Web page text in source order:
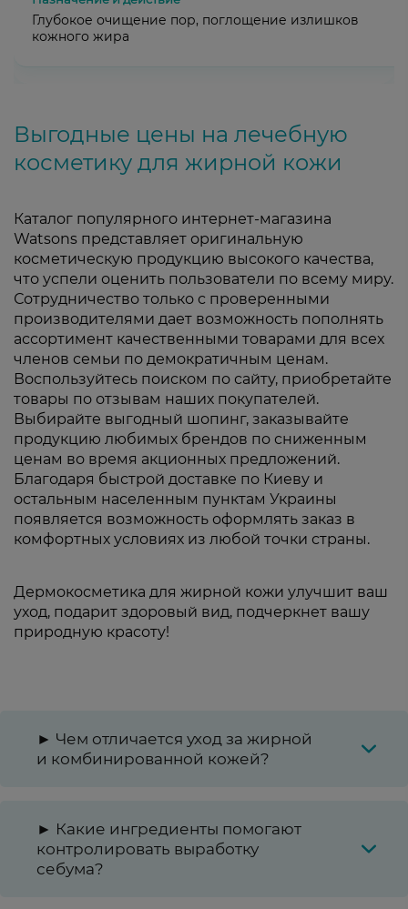
Глубокое очищение пор, поглощение излишков
кожного жира
Выгодные цены на лечебную
косметику для жирной кожи
Каталог популярного интернет-магазина
Watsons представляет оригинальную
косметическую продукцию высокого качества,
что успели оценить пользователи по всему миру.
Сотрудничество только с проверенными
производителями дает возможность пополнять
ассортимент качественными товарами для всех
членов семьи по демократичным ценам.
Воспользуйтесь поиском по сайту, приобретайте
товары по отзывам наших покупателей.
Выбирайте выгодный шопинг, заказывайте
продукцию любимых брендов по сниженным
ценам во время акционных предложений.
Благодаря быстрой доставке по Киеву и
остальным населенным пунктам Украины
появляется возможность оформлять заказ в
комфортных условиях из любой точки страны.
Дермокосметика для жирной кожи улучшит ваш
уход, подарит здоровый вид, подчеркнет вашу
природную красоту!
► Чем отличается уход за жирной
и комбинированной кожей?
► Какие ингредиенты помогают
контролировать выработку
себума?